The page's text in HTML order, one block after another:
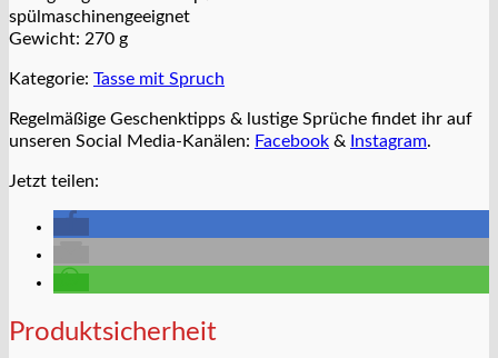
spülmaschinengeeignet
Gewicht: 270 g
Kategorie: Tasse mit Spruch
Regelmäßige Geschenktipps & lustige Sprüche findet ihr auf
unseren Social Media-Kanälen: Facebook & Instagram.
Jetzt teilen:
Produktsicherheit